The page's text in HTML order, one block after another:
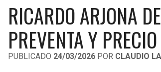
RICARDO ARJONA
PREVENTA Y
PUBLICADO 24/03/2026 POR CLAUDIO